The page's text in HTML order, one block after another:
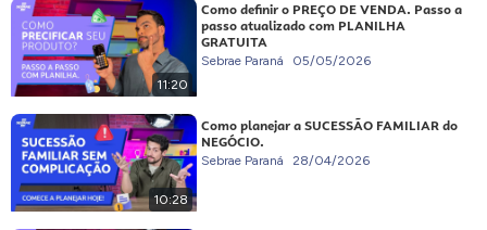
11:20
Como definir o PREÇO DE VENDA. Passo a
passo atualizado com PLANILHA
GRATUITA
Sebrae Paraná 05/05/2026
10:28
Como planejar a SUCESSÃO FAMILIAR do
NEGÓCIO.
Sebrae Paraná 28/04/2026